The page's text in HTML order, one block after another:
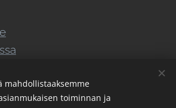
mahdollistaaksemme
toiminnan ja